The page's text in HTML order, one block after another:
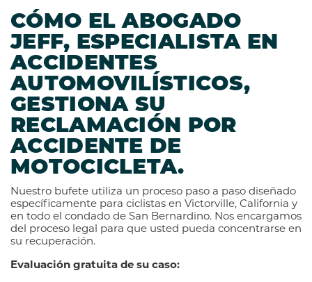
CÓMO EL ABOGADO
JEFF, ESPECIALISTA EN
ACCIDENTES
AUTOMOVILÍSTICOS,
GESTIONA SU
RECLAMACIÓN POR
ACCIDENTE DE
MOTOCICLETA.
Nuestro bufete utiliza un proceso paso a paso diseñado
específicamente para ciclistas en Victorville, California y
en todo el condado de San Bernardino. Nos encargamos
del proceso legal para que usted pueda concentrarse en
su recuperación.
Evaluación gratuita de su caso: